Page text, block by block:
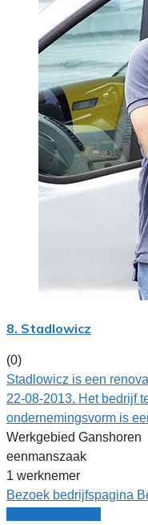
8. Stadlowicz
(0)
Stadlowicz is een
22-08-2013. Het bedrijf
ondernemingsvorm is
Werkgebied Ganshoren
eenmanszaak
1 werknemer
Bezoek bedrijfspagina